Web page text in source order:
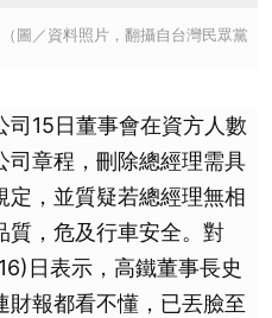
圖／資料照片，翻攝自台灣民眾黨
司15日董事會在資方人數
司章程，刪除總經理需具
定，並質疑若總經理無相
質，危及行車安全。對
日表示，高鐵董事長史
財報都看不懂，已丟臉至